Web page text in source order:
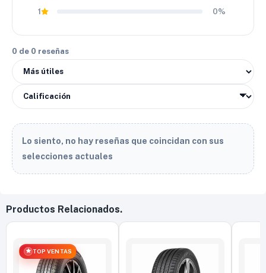
1 0%
0 de 0 reseñas
Lo siento, no hay reseñas que coincidan con sus
selecciones actuales
Productos Relacionados.
TOP VENTAS